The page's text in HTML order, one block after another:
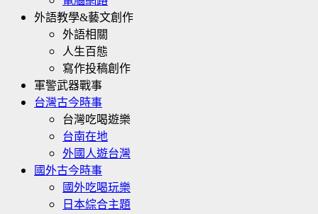
外語教學&藝文創作
外語相關
人生百態
寫作投稿創作
軍警武器戰事
台灣古今時事
台灣吃喝遊樂
台南在地
外國人遊台灣
國外古今時事
國外吃喝玩樂
日本綜合主題